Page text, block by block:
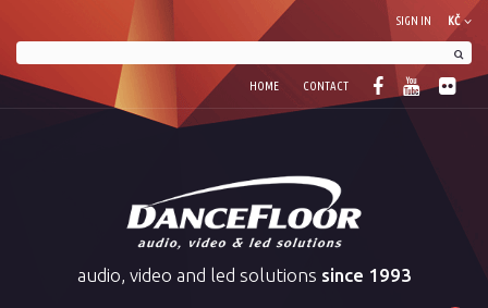
KČ
SIGN IN
HOME CONTACT
audio, video and led solutions since 1993